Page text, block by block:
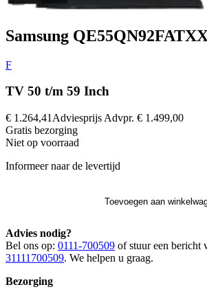
Samsung
F
TV 50 t/m 59 Inch
€ 1.264,41 Adviesprijs Advpr. € 1.499,00
Gratis bezorging
Niet op voorraad
Informeer naar de levertijd
Toevoegen aan
Advies nodig?
Bel ons op: 0111-700509 of stuur een bericht
31111700509. We helpen u graag.
Bezorging